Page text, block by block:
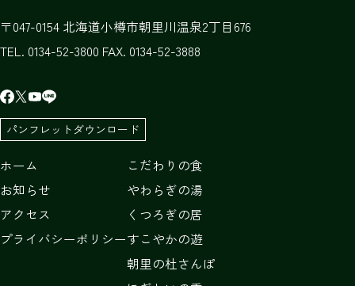
047-0154 北海道小樽市朝里川温泉2丁目676
TEL. 0134-52-3800 FAX. 0134-52-3888
パンフレットダウンロード
ホーム
お知らせ
アクセス
プライバシーポリシー
こだわりの食
やわらぎの湯
くつろぎの居
すこやかの遊
朝里の杜さんぽ